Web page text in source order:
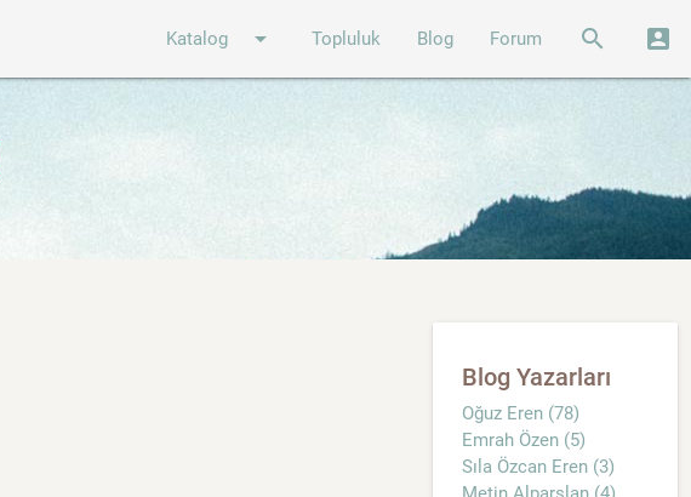
Katalog arrow_drop_down Topluluk Blog Forum search account_box
Blog Yazarları
Oğuz Eren (78)
Emrah Özen (5)
Sıla Özcan Eren (3)